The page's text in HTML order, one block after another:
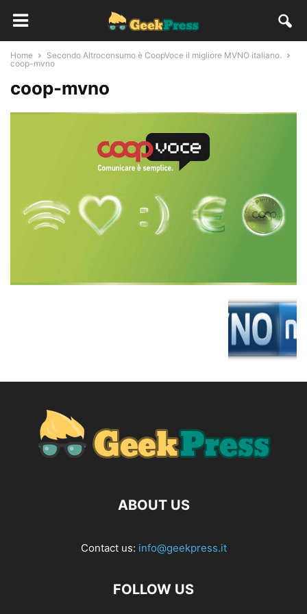
Home
Secondo Altroconsumo è CoopVoce il migliore MVNO italiano.
coop-mvno
coop-mvno
ABOUT US
Contact us: info@geekpress.it
FOLLOW US